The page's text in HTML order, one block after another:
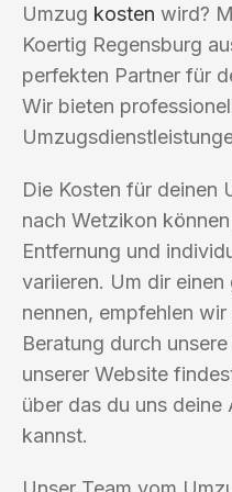
Umzug kosten wird?
Koertig Regensburg
perfekten Partner für
Wir bieten
Die Kosten für deinen
nach Wetzikon
Entfernung und
variieren. Um dir einen
nennen, empfehlen
Beratung durch
unserer Website
über das du uns deine
kannst.